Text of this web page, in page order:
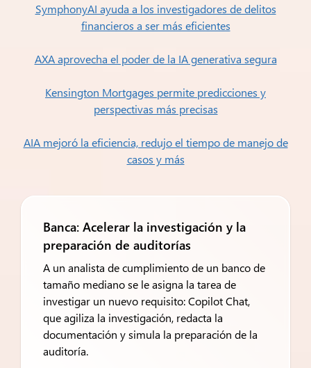
SymphonyAI ayuda a los investigadores de delitos
financieros a ser más eficientes
AXA aprovecha el poder de la IA generativa segura
Kensington Mortgages permite predicciones y
perspectivas más precisas
AIA mejoró la eficiencia, redujo el tiempo de manejo de
casos y más
Banca: Acelerar la investigación y la
preparación de auditorías
A un analista de cumplimiento de un banco de
tamaño mediano se le asigna la tarea de
investigar un nuevo requisito: Copilot Chat,
que agiliza la investigación, redacta la
documentación y simula la preparación de la
auditoría.